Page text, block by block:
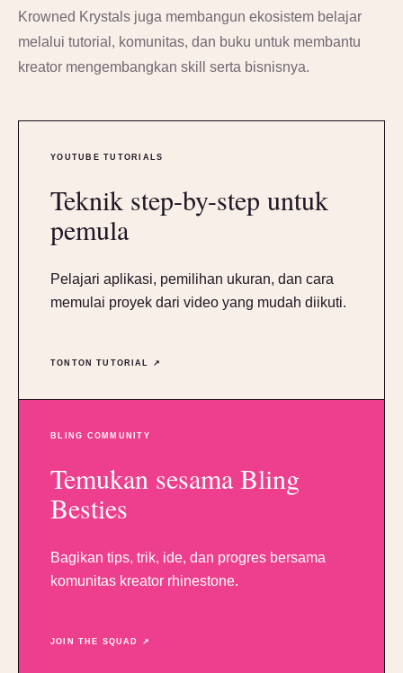
Krowned Krystals juga membangun ekosistem belajar
melalui tutorial, komunitas, dan buku untuk membantu
kreator mengembangkan skill serta bisnisnya.
YOUTUBE TUTORIALS
Teknik step-by-step untuk
pemula
Pelajari aplikasi, pemilihan ukuran, dan cara
memulai proyek dari video yang mudah diikuti.
TONTON TUTORIAL ↗
BLING COMMUNITY
Temukan sesama Bling
Besties
Bagikan tips, trik, ide, dan progres bersama
komunitas kreator rhinestone.
JOIN THE SQUAD ↗